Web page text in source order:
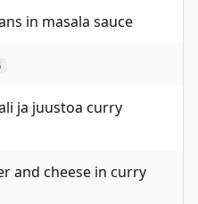
in masala sauce
ja juustoa curry
and cheese in curry